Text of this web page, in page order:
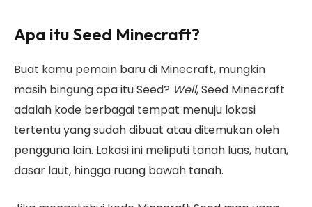
Apa itu Seed Minecraft?
Buat kamu pemain baru di Minecraft, mungkin
masih bingung apa itu Seed? Well, Seed Minecraft
adalah kode berbagai tempat menuju lokasi
tertentu yang sudah dibuat atau ditemukan oleh
pengguna lain. Lokasi ini meliputi tanah luas, hutan,
dasar laut, hingga ruang bawah tanah.